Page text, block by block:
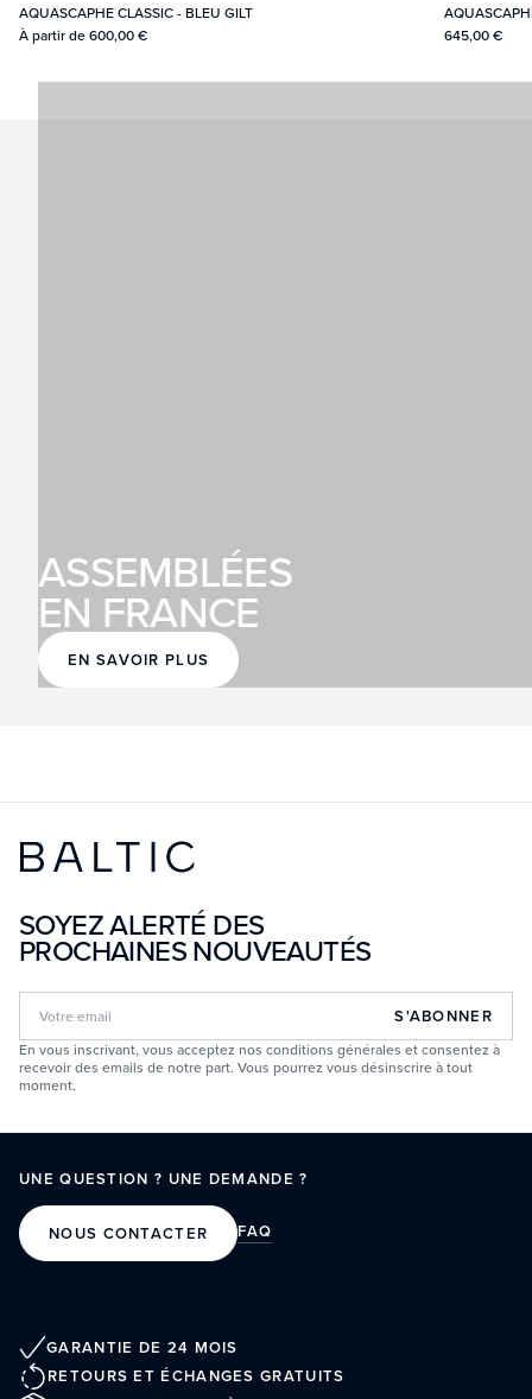
AQUASCAPHE CLASSIC - BLEU GILT
À partir de600,00 €
645,00 €
ASSEMBLÉES
EN FRANCE
EN SAVOIR PLUS
SOYEZ ALERTÉ DES
PROCHAINES NOUVEAUTÉS
S'ABONNER
En vous inscrivant, vous acceptez nos conditions générales et consentez à
recevoir des emails de notre part. Vous pourrez vous désinscrire à tout
moment.
UNE QUESTION ? UNE DEMANDE ?
NOUS CONTACTER FAQ
GARANTIE DE 24 MOIS
RETOURS ET ÉCHANGES GRATUITS